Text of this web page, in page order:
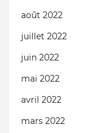
août 2022
juillet 2022
juin 2022
mai 2022
avril 2022
mars 2022